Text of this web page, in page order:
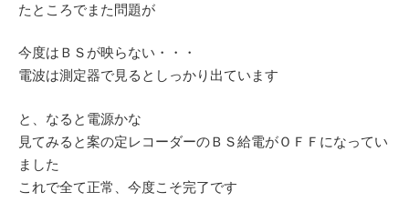
たところでまた問題が
今度はＢＳが映らない・・・
電波は測定器で見るとしっかり出ています
と、なると電源かな
見てみると案の定レコーダーのＢＳ給電がＯＦＦになってい
ました
これで全て正常、今度こそ完了です